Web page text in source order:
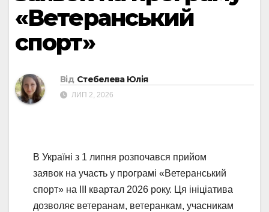
«Ветеранський
спорт»
Від Стебелева Юлія
ЛИП 2, 2026
В Україні з 1 липня розпочався прийом
заявок на участь у програмі «Ветеранський
спорт» на ІІІ квартал 2026 року. Ця ініціатива
дозволяє ветеранам, ветеранкам, учасникам